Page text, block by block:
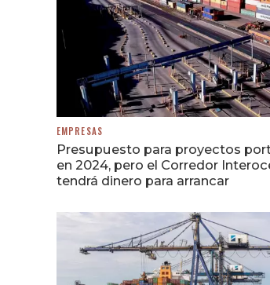
EMPRESAS
Presupuesto para proyectos
en 2024, pero el Corredor
tendrá dinero para arrancar